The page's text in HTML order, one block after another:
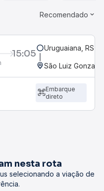
Recomendado
15:05 Uruguaiana, RS -
São Luiz
Embarque
direto
nesta rota
selecionando a viação de